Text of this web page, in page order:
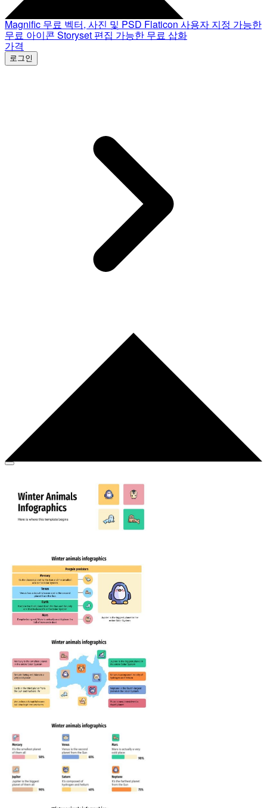
Magnific 무료 벡터, 사진 및 PSD Flaticon 사용자 지정 가능한
무료 아이콘 Storyset 편집 가능한 무료 삽화
가격
로그인